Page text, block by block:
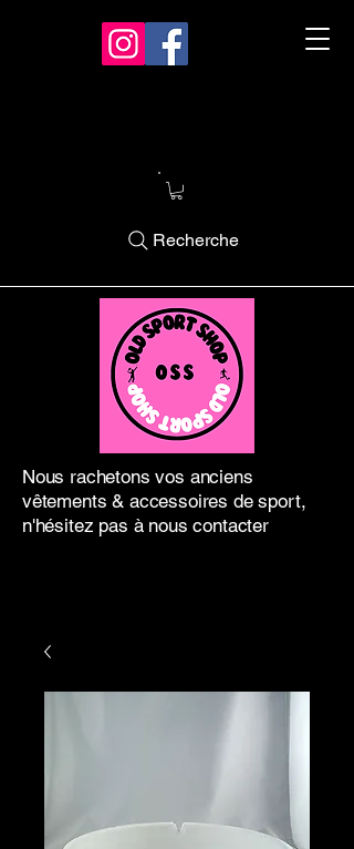
Nous rachetons vos anciens
vêtements & accessoires de sport,
n'hésitez pas à nous contacter
Recherche